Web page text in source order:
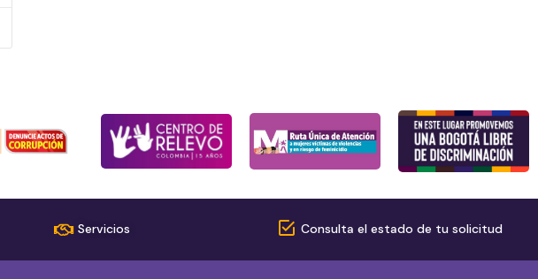
Servicios Consulta el estado de tu solicitud